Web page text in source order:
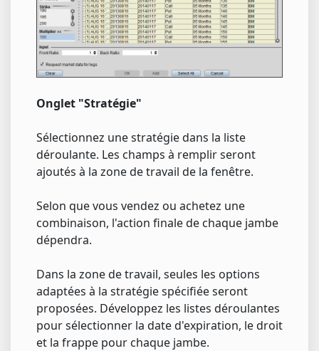
Onglet "Stratégie"
Sélectionnez une stratégie dans la liste
déroulante. Les champs à remplir seront
ajoutés à la zone de travail de la fenêtre.
Selon que vous vendez ou achetez une
combinaison, l'action finale de chaque jambe
dépendra.
Dans la zone de travail, seules les options
adaptées à la stratégie spécifiée seront
proposées. Développez les listes déroulantes
pour sélectionner la date d'expiration, le droit
et la frappe pour chaque jambe.